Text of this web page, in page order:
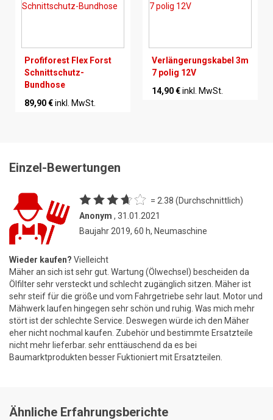
Profiforest Flex Forst
Schnittschutz-
Bundhose
89,90 €inkl. MwSt.
Verlängerungskabel 3m
7 polig 12V
14,90 €inkl. MwSt.
Einzel-Bewertungen
= 2.38 (Durchschnittlich)
Anonym , 31.01.2021
Baujahr 2019, 60 h, Neumaschine
Wieder kaufen? Vielleicht
Mäher an sich ist sehr gut. Wartung (Ölwechsel) bescheiden da
Ölfilter sehr versteckt und schlecht zugänglich sitzen. Mäher ist
sehr steif für die größe und vom Fahrgetriebe sehr laut. Motor und
Mähwerk laufen hingegen sehr schön und ruhig. Was mich mehr
stört ist der schlechte Service. Deswegen würde ich den Mäher
eher nicht nochmal kaufen. Zubehör und bestimmte Ersatzteile
nicht mehr lieferbar. sehr enttäuschend da es bei
Baumarktprodukten besser Fuktioniert mit Ersatzteilen.
Ähnliche Erfahrungsberichte